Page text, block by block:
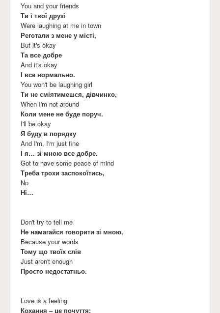
You and your friends
Ти і твої друзі
Were laughing at me in town
Реготали з мене у місті,
But it's okay
Та все добре
And it's okay
І все нормально.
You won't be laughing girl
Ти не сміятимешся, дівчинко,
When I'm not around
Коли мене не буде поруч.
I'll be okay
Я буду в порядку
And I'm, I'm just fine
І я… зі мною все добре.
Got to have some peace of mind
Треба трохи заспокоїтись,
No
Ні…
Don't try to tell me
Не намагайся говорити зі мною,
Because your words
Тому що твоїх слів
Just aren't enough
Просто недостатньо.
Love is a feeling
Кохання – це почуття;